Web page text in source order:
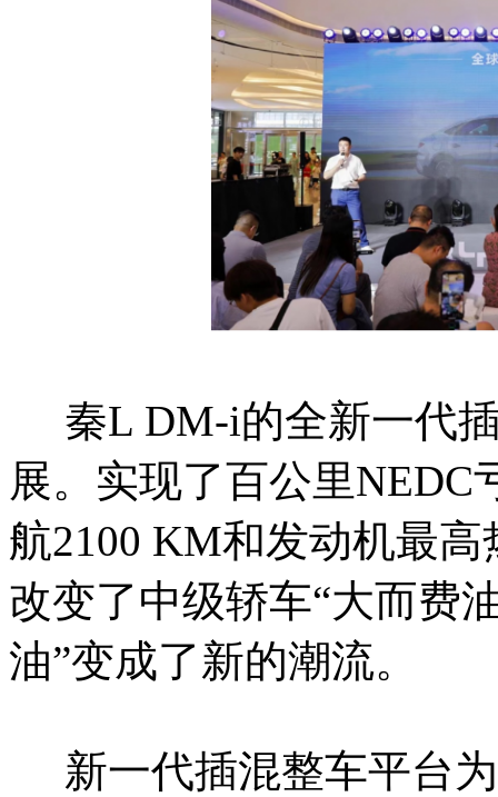
秦L DM-i的全新一代
展。实现了百公里NEDC
航2100 KM和发动机最
改变了中级轿车“大而费
油”变成了新的潮流。
新一代插混整车平台